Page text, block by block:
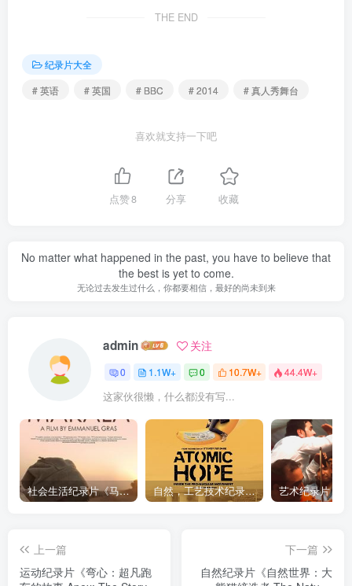
THE END
纪录片大全
# 英语
# 英国 # BBC # 2014 # 真人秀舞台
喜欢就支持一下吧
点赞8 分享 收藏
No matter what happened in the past, you have to believe that
the best is yet to come.
无论过去发生过什么，你都要相信，最好的尚未到来
admin 关注
0 1.1W+ 0 10.7W+ 44.4W+
这家伙很懒，什么都没有写...
社会生活纪录片《马加拉 Makala》下载 自然，工艺技术纪录片《原子能的希望 Atomic Hope – Inside the Pro-Nuclear Movement》下载
上一篇
运动纪录片《弯心：超凡跑
下一篇
自然纪录片《自然世界：大